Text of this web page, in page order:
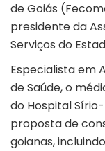
de Goiás
presidente da
Serviços do
Especialista em
de Saúde, o
do Hospital
proposta de
goianas,